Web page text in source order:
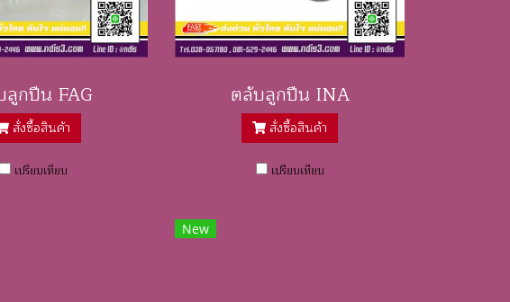
กปืน FAG
สั่งซื้อสินค้า
เปรียบเทียบ
ตลับลูกปืน INA
สั่งซื้อสินค้า
เปรียบเทียบ
New